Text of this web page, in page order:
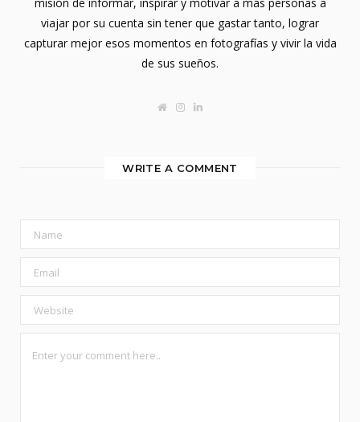
misión de informar, inspirar y motivar a más personas a
viajar por su cuenta sin tener que gastar tanto, lograr
capturar mejor esos momentos en fotografías y vivir la vida
de sus sueños.
W
e
I
r
L
I
WRITE A COMMENT